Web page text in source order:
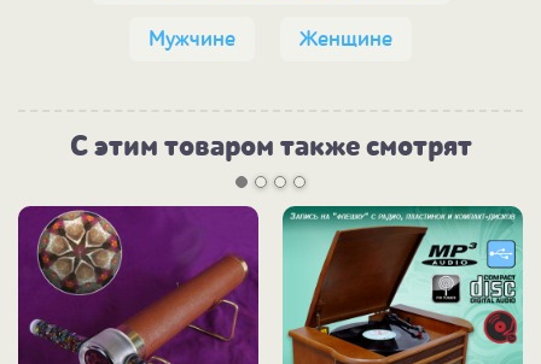
Мужчине Женщине
С этим товаром также смотрят